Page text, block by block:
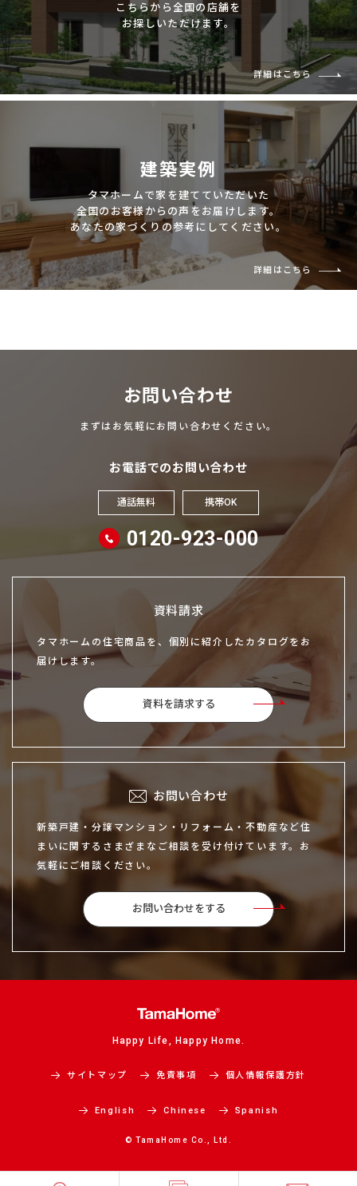
こちらから全国の店舗を
お探しいただけます。
詳細はこちら
建築実例
タマホームで家を建てていただいた
全国のお客様からの声をお届けします。
あなたの家づくりの参考にしてください。
詳細はこちら
お問い合わせ
まずはお気軽にお問い合わせください。
お電話でのお問い合わせ
通話無料 携帯OK
0120-923-000
資料請求
タマホームの住宅商品を、個別に紹介したカタログをお
届けします。
資料を請求する
お問い合わせ
新築戸建・分譲マンション・リフォーム・不動産など住
まいに関するさまざまなご相談を受け付けています。お
気軽にご相談ください。
お問い合わせをする
Happy Life, Happy Home.
サイトマップ 免責事項 個人情報保護方針
English Chinese Spanish
© TamaHome Co., Ltd.